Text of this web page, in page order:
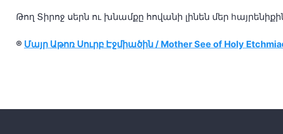
Թող Տիրոջ սերն ու խնամքը հովանի լինեն մեր
® Մայր Աթոռ Սուրբ Էջմիածին / Mother See of Holy